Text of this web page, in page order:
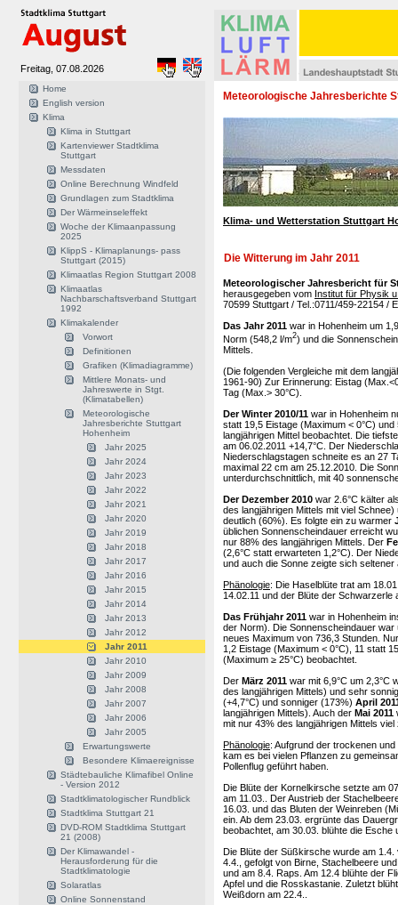
Freitag, 07.08.2026
Home
English version
Klima
Klima in Stuttgart
Kartenviewer Stadtklima
Stuttgart
Messdaten
Online Berechnung Windfeld
Grundlagen zum Stadtklima
Der Wärmeinseleffekt
Woche der Klimaanpassung
2025
KlippS - Klimaplanungs- pass
Stuttgart (2015)
Klimaatlas Region Stuttgart 2008
Klimaatlas
Nachbarschaftsverband Stuttgart
1992
Klimakalender
Vorwort
Definitionen
Grafiken (Klimadiagramme)
Mittlere Monats- und
Jahreswerte in Stgt.
(Klimatabellen)
Meteorologische
Jahresberichte Stuttgart
Hohenheim
Jahr 2025
Jahr 2024
Jahr 2023
Jahr 2022
Jahr 2021
Jahr 2020
Jahr 2019
Jahr 2018
Jahr 2017
Jahr 2016
Jahr 2015
Jahr 2014
Jahr 2013
Jahr 2012
Jahr 2011
Jahr 2010
Jahr 2009
Jahr 2008
Jahr 2007
Jahr 2006
Jahr 2005
Erwartungswerte
Besondere Klimaereignisse
Städtebauliche Klimafibel Online
- Version 2012
Stadtklimatologischer Rundblick
Stadtklima Stuttgart 21
DVD-ROM Stadtklima Stuttgart
21 (2008)
Der Klimawandel -
Herausforderung für die
Stadtklimatologie
Solaratlas
Online Sonnenstand
Meteorologische Jahresberichte
Klima- und Wetterstation Stuttgart
Die Witterung im Jahr 2011
Meteorologischer Jahresbericht für
herausgegeben vom Institut für Physik
70599 Stuttgart / Tel.:0711/459-22154 /
Das Jahr 2011 war in Hohenheim um
Norm (548,2 l/m2) und die
Mittels.
(Die folgenden Vergleiche mit dem
1961-90) Zur Erinnerung: Eistag
Tag (Max.> 30°C).
Der Winter 2010/11 war in Hohenheim
statt 19,5 Eistage (Maximum < 0°C)
langjährigen Mittel beobachtet. Die
am 06.02.2011 +14,7°C. Der
Niederschlagstagen schneite es an 27
maximal 22 cm am 25.12.2010. Die
unterdurchschnittlich, mit 40
Der Dezember 2010 war 2.6°C kälter
des langjährigen Mittels mit viel
deutlich (60%). Es folgte ein zu warmer
üblichen Sonnenscheindauer erreicht
nur 88% des langjährigen Mittels. Der
(2,6°C statt erwarteten 1,2°C). Der
und auch die Sonne zeigte sich
Phänologie: Die Haselblüte trat am
14.02.11 und der Blüte der Schwarzerle
Das Frühjahr 2011 war in Hohenheim
der Norm). Die Sonnenscheindauer
neues Maximum von 736,3 Stunden.
1,2 Eistage (Maximum < 0°C), 11 statt
(Maximum ≥ 25°C) beobachtet.
Der März 2011 war mit 6,9°C um 2,3°C
des langjährigen Mittels) und sehr
(+4,7°C) und sonniger (173%) April
langjährigen Mittels). Auch der Mai 2011
mit nur 43% des langjährigen Mittels
Phänologie: Aufgrund der trockenen
kam es bei vielen Pflanzen zu
Pollenflug geführt haben.
Die Blüte der Kornelkirsche setzte am
am 11.03.. Der Austrieb der
16.03. und das Bluten der Weinreben
ein. Ab dem 23.03. ergrünte das
beobachtet, am 30.03. blühte die Esche
Die Blüte der Süßkirsche wurde am
4.4., gefolgt von Birne, Stachelbeere
und am 8.4. Raps. Am 12.4 blühte der
Apfel und die Rosskastanie. Zuletzt
Weißdorn am 22.4..